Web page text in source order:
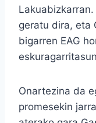
geratu dira, eta
bigarren EAG
Onartezina da
promesekin